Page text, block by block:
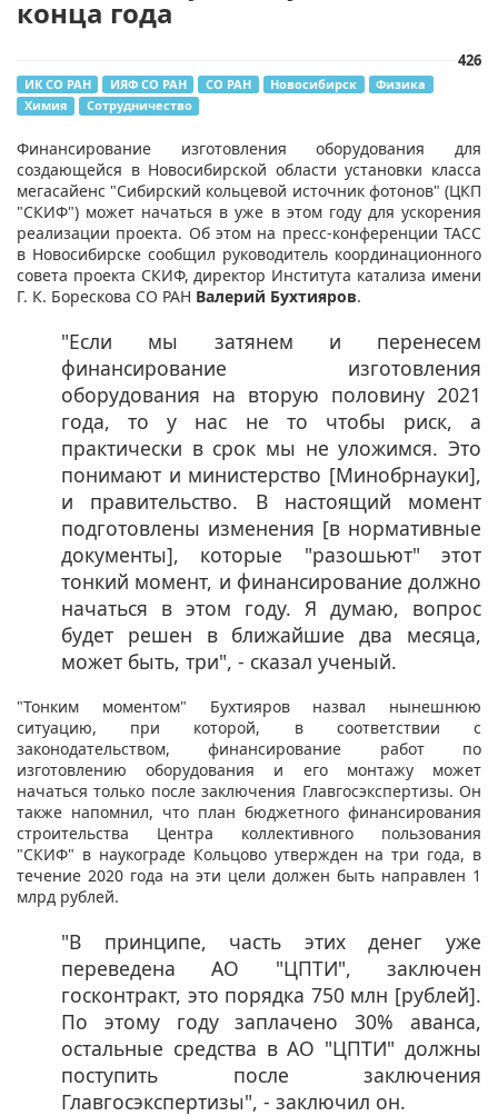
конца года
426
ИК СО РАН ИЯФ СО РАН СО РАН Новосибирск
Физика
Химия
Сотрудничество
Финансирование изготовления оборудования для
создающейся в Новосибирской области установки класса
мегасайенс "Сибирский кольцевой источник фотонов" (ЦКП
"СКИФ") может начаться в уже в этом году для ускорения
реализации проекта. Об этом на пресс-конференции ТАСС
в Новосибирске сообщил руководитель координационного
совета проекта СКИФ, директор Института катализа имени
Г. К. Борескова СО РАН Валерий Бухтияров.
"Если мы затянем и перенесем
финансирование изготовления
оборудования на вторую половину 2021
года, то у нас не то чтобы риск, а
практически в срок мы не уложимся. Это
понимают и министерство [Минобрнауки],
и правительство. В настоящий момент
подготовлены изменения [в нормативные
документы], которые "разошьют" этот
тонкий момент, и финансирование должно
начаться в этом году. Я думаю, вопрос
будет решен в ближайшие два месяца,
может быть, три", - сказал ученый.
"Тонким моментом" Бухтияров назвал нынешнюю
ситуацию, при которой, в соответствии с
законодательством, финансирование работ по
изготовлению оборудования и его монтажу может
начаться только после заключения Главгосэкспертизы. Он
также напомнил, что план бюджетного финансирования
строительства Центра коллективного пользования
"СКИФ" в наукограде Кольцово утвержден на три года, в
течение 2020 года на эти цели должен быть направлен 1
млрд рублей.
"В принципе, часть этих денег уже
переведена АО "ЦПТИ", заключен
госконтракт, это порядка 750 млн [рублей].
По этому году заплачено 30% аванса,
остальные средства в АО "ЦПТИ" должны
поступить после заключения
Главгосэкспертизы", - заключил он.